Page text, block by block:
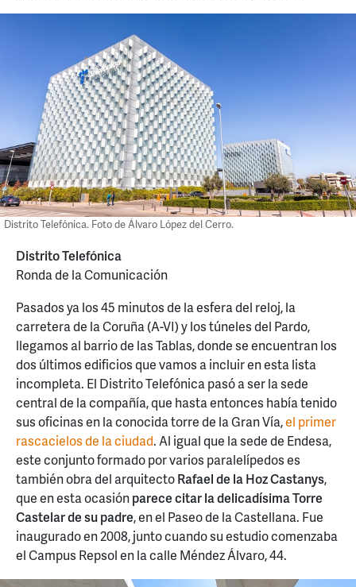
Distrito Telefónica. Foto de Álvaro López del Cerro.
Distrito Telefónica
Ronda de la Comunicación
Pasados ya los 45 minutos de la esfera del reloj, la
carretera de la Coruña (A-VI) y los túneles del Pardo,
llegamos al barrio de las Tablas, donde se encuentran los
dos últimos edificios que vamos a incluir en esta lista
incompleta. El Distrito Telefónica pasó a ser la sede
central de la compañía, que hasta entonces había tenido
sus oficinas en la conocida torre de la Gran Vía,el primer
rascacielos de la ciudad. Al igual que la sede de Endesa,
este conjunto formado por varios paralelípedos es
también obra del arquitectoRafael de la Hoz Castanys,
que en esta ocasiónparece citar la delicadísima Torre
Castelar de su padre, en el Paseo de la Castellana. Fue
inaugurado en 2008, junto cuando su estudio comenzaba
el Campus Repsol en la calle Méndez Álvaro, 44.